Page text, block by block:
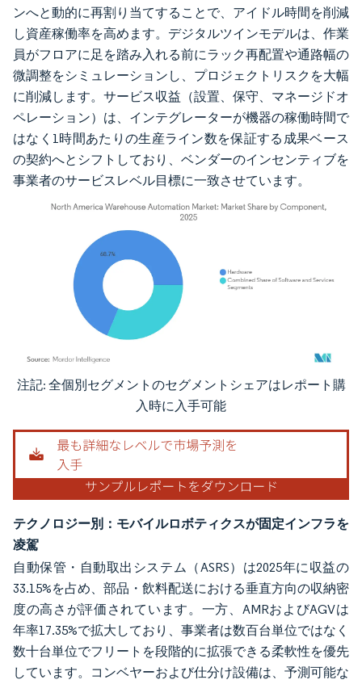
ンへと動的に再割り当てすることで、アイドル時間を削減
し資産稼働率を高めます。デジタルツインモデルは、作業
員がフロアに足を踏み入れる前にラック再配置や通路幅の
微調整をシミュレーションし、プロジェクトリスクを大幅
に削減します。サービス収益（設置、保守、マネージドオ
ペレーション）は、インテグレーターが機器の稼働時間で
はなく1時間あたりの生産ライン数を保証する成果ベース
の契約へとシフトしており、ベンダーのインセンティブを
事業者のサービスレベル目標に一致させています。
画像 © Mordor Intelligence。再利用にはCC BY 4.0の表示が必要です。
注記: 全個別セグメントのセグメントシェアはレポート購
入時に入手可能
テクノロジー別：モバイルロボティクスが固定インフラを
凌駕
自動保管・自動取出システム（ASRS）は2025年に収益の
33.15%を占め、部品・飲料配送における垂直方向の収納密
度の高さが評価されています。一方、AMRおよびAGVは
年率17.35%で拡大しており、事業者は数百台単位ではなく
数十台単位でフリートを段階的に拡張できる柔軟性を優先
しています。コンベヤーおよび仕分け設備は、予測可能な